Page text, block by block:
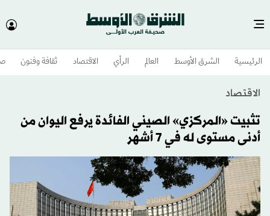
الرئيسية الشرق الأوسط​ العالم الرأي الاقتصاد ثقافة وفنون
الاقتصاد
تثبيت «المركزي» الصيني الفائدة يرفع اليوان من
أدنى مستوى له في 7 أشهر